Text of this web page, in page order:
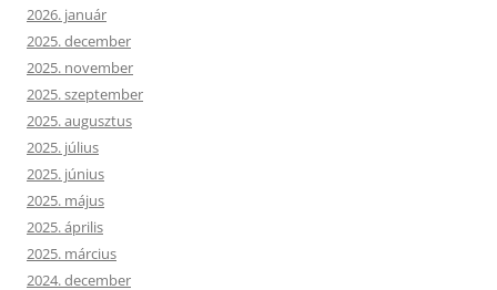
2026. január
2025. december
2025. november
2025. szeptember
2025. augusztus
2025. július
2025. június
2025. május
2025. április
2025. március
2024. december